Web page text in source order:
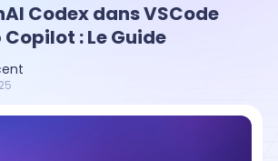
Codex dans VSCode
: Le Guide